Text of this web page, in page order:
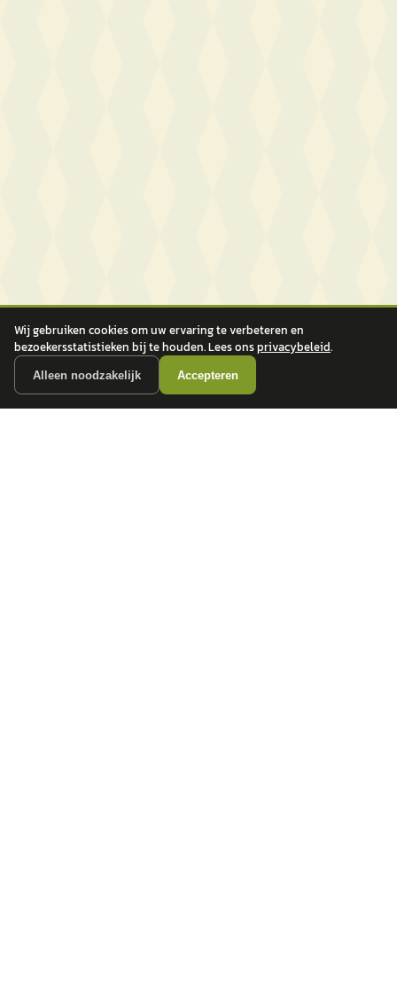
Wij gebruiken cookies om uw ervaring te verbeteren en
bezoekersstatistieken bij te houden. Lees onsprivacybeleid.
Alleen noodzakelijk Accepteren